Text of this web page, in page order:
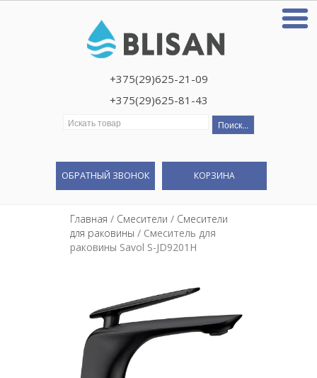
+375(29)625-21-09
+375(29)625-81-43
Искать:
ОБРАТНЫЙ ЗВОНОК КОРЗИНА
Главная / Смесители / Смесители
для раковины / Смеситель для
раковины Savol S-JD9201H